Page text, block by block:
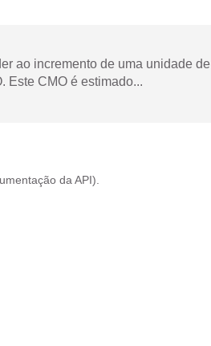
ao incremento de uma unidade de
Este CMO é estimado...
da API ).